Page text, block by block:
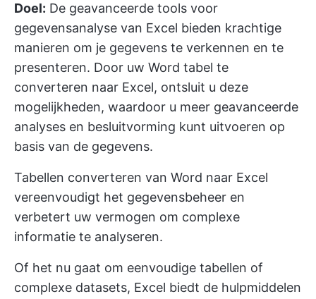
Doel: De geavanceerde tools voor
gegevensanalyse van Excel bieden krachtige
manieren om je gegevens te verkennen en te
presenteren. Door uw Word tabel te
converteren naar Excel, ontsluit u deze
mogelijkheden, waardoor u meer geavanceerde
analyses en besluitvorming kunt uitvoeren op
basis van de gegevens.
Tabellen converteren van Word naar Excel
vereenvoudigt het gegevensbeheer en
verbetert uw vermogen om complexe
informatie te analyseren.
Of het nu gaat om eenvoudige tabellen of
complexe datasets, Excel biedt de hulpmiddelen